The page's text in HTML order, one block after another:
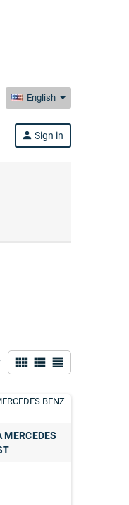
English
person Sign in
view_comfy view_list view_headline
MERCEDES